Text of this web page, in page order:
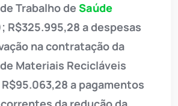
Trabalho de Saúde
R$325.995,28 a despesas
na contratação da
Materiais Recicláveis
R$95.063,28 a pagamentos